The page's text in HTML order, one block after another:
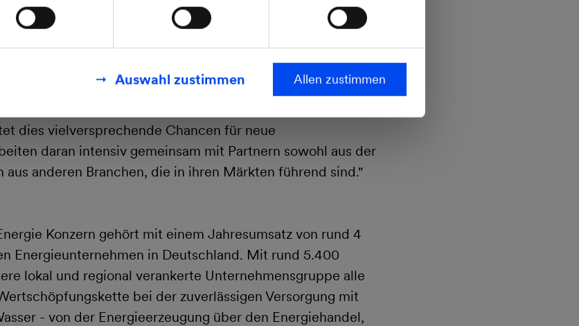
in unseren
Datenschutzhinweisen
Auswahl zustimmen Allen zustimmen
Stromerzeugung aus erneuerbaren Anlagen der Juwi, die
sind, übernommen.
nach den Worten von Dr. Müller durch die laufenden
erneuerbarer und konventioneller
dies vielversprechende Chancen für neue
daran intensiv gemeinsam mit Partnern sowohl aus der
aus anderen Branchen, die in ihren Märkten führend sind."
Konzern gehört mit einem Jahresumsatz von rund 4
Energieunternehmen in Deutschland. Mit rund 5.400
lokal und regional verankerte Unternehmensgruppe alle
bei der zuverlässigen Versorgung mit
- von der Energieerzeugung über den Energiehandel,